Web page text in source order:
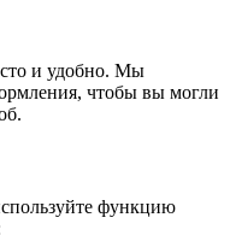
и удобно. Мы
чтобы вы могли
функцию